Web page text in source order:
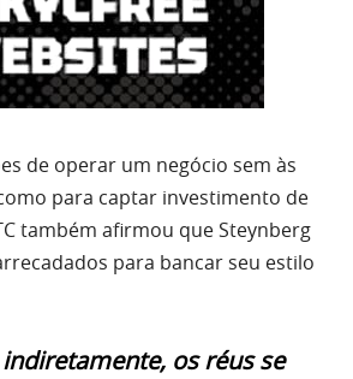
de operar um negócio sem às
para captar investimento de
também afirmou que Steynberg
para bancar seu estilo
os réus se